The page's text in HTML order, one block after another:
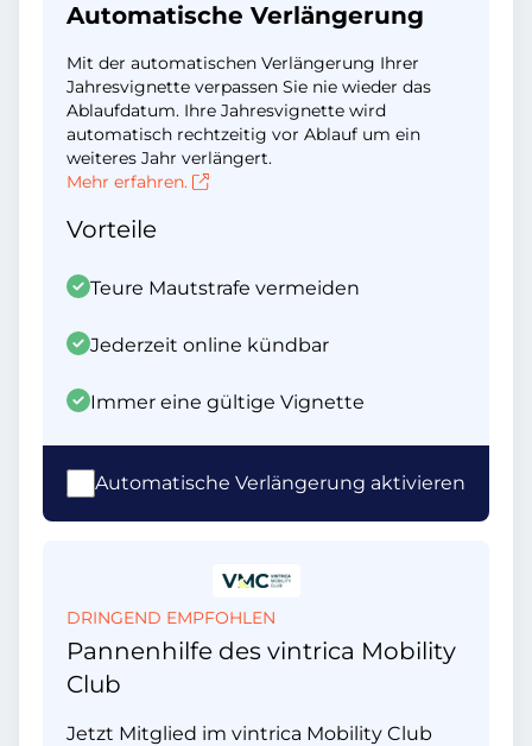
Automatische Verlängerung
Mit der automatischen Verlängerung Ihrer
Jahresvignette verpassen Sie nie wieder das
Ablaufdatum. Ihre Jahresvignette wird
automatisch rechtzeitig vor Ablauf um ein
weiteres Jahr verlängert.
Mehr erfahren.
Vorteile
Teure Mautstrafe vermeiden
Jederzeit online kündbar
Immer eine gültige Vignette
Automatische Verlängerung aktivieren
DRINGEND EMPFOHLEN
Pannenhilfe des vintrica Mobility
Club
Jetzt Mitglied im vintrica Mobility Club